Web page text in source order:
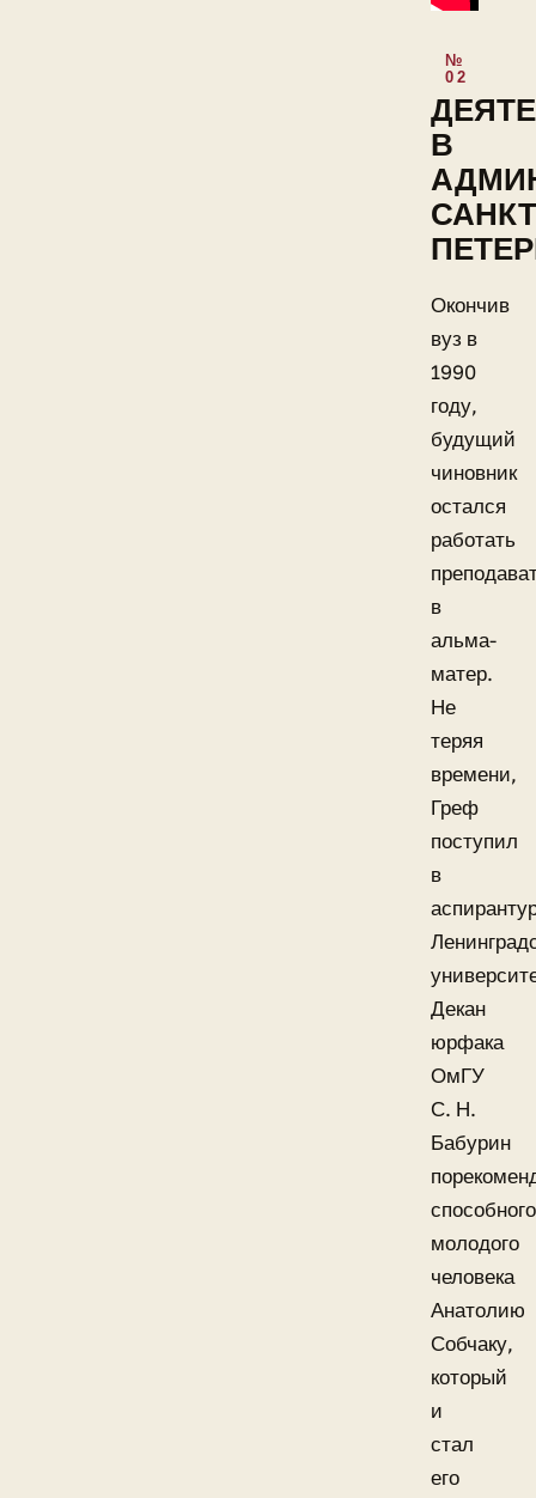
В
Окончив
вуз в
1990
году,
будущий
чиновник
остался
работать
в
альма-
матер.
Не
теряя
времени,
Греф
поступил
в
Декан
юрфака
ОмГУ
С. Н.
Бабурин
способного
молодого
человека
Анатолию
Собчаку,
который
и
стал
его